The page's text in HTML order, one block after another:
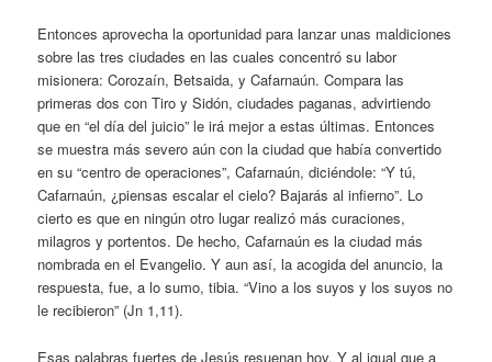
Entonces aprovecha la oportunidad para lanzar unas maldiciones
sobre las tres ciudades en las cuales concentró su labor
misionera: Corozaín, Betsaida, y Cafarnaún. Compara las
primeras dos con Tiro y Sidón, ciudades paganas, advirtiendo
que en “el día del juicio” le irá mejor a estas últimas. Entonces
se muestra más severo aún con la ciudad que había convertido
en su “centro de operaciones”, Cafarnaún, diciéndole: “Y tú,
Cafarnaún, ¿piensas escalar el cielo? Bajarás al infierno”. Lo
cierto es que en ningún otro lugar realizó más curaciones,
milagros y portentos. De hecho, Cafarnaún es la ciudad más
nombrada en el Evangelio. Y aun así, la acogida del anuncio, la
respuesta, fue, a lo sumo, tibia. “Vino a los suyos y los suyos no
le recibieron” (Jn 1,11).
Esas palabras fuertes de Jesús resuenan hoy. Y al igual que a